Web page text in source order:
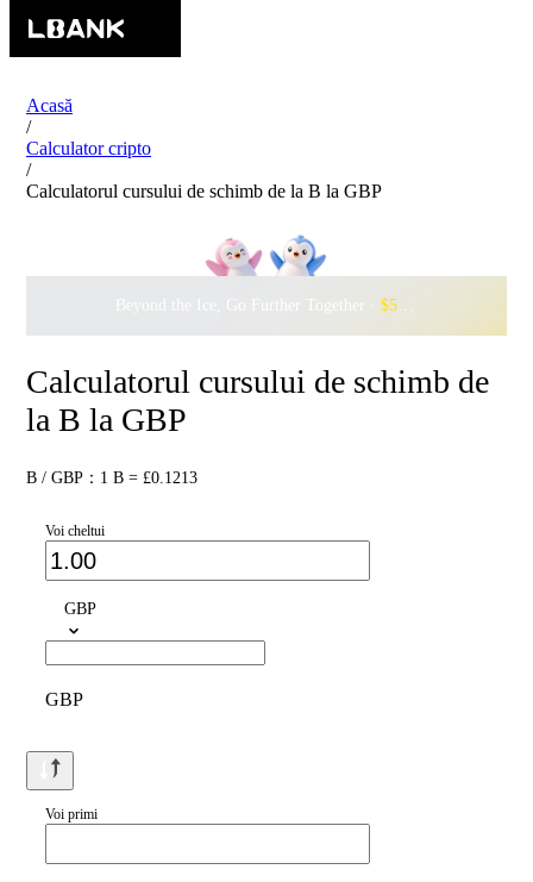
Acasă
/
Calculator cripto
/
Calculatorul cursului de schimb de la B la GBP
Beyond the Ice, Go Further Together · $500,000
Calculatorul cursului de schimb de
la B la GBP
B / GBP：1 B = £0.1213
Voi cheltui
GBP
GBP
Voi primi